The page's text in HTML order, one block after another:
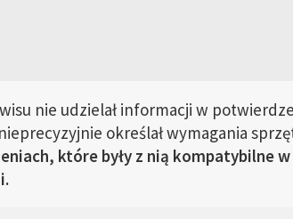
nie udzielał informacji w
określał wymagania
które były z nią kompatybilne